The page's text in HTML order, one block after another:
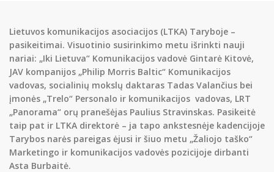
Mes
Lietuvos komunikacijos asociacijos (LTKA) Taryboje –
pasikeitimai. Visuotinio susirinkimo metu išrinkti nauji
nariai: „Iki Lietuva“ Komunikacijos vadovė Gintarė Kitovė,
JAV kompanijos „Philip Morris Baltic“ Komunikacijos
vadovas, socialinių mokslų daktaras Tadas Valančius bei
įmonės „Trelo“ Personalo ir komunikacijos vadovas, LRT
„Panorama“ orų pranešėjas Paulius Stravinskas. Pasikeitė
taip pat ir LTKA direktorė – ja tapo ankstesnėje kadencijoje
Tarybos narės pareigas ėjusi ir šiuo metu „Žaliojo taško“
Marketingo ir komunikacijos vadovės pozicijoje dirbanti
Asta Burbaitė.